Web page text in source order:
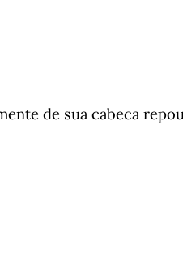
de sua cabeca